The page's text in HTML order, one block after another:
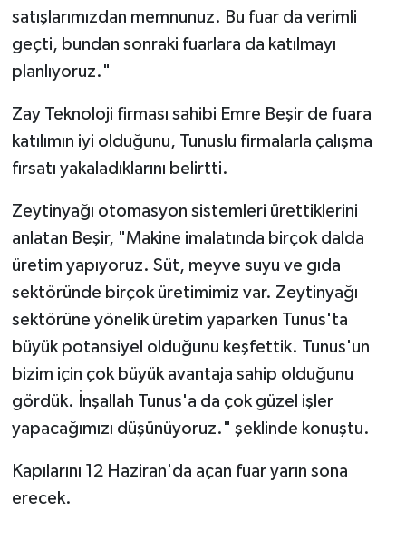
satışlarımızdan memnunuz. Bu fuar da verimli
geçti, bundan sonraki fuarlara da katılmayı
planlıyoruz."
Zay Teknoloji firması sahibi Emre Beşir de fuara
katılımın iyi olduğunu, Tunuslu firmalarla çalışma
fırsatı yakaladıklarını belirtti.
Zeytinyağı otomasyon sistemleri ürettiklerini
anlatan Beşir, "Makine imalatında birçok dalda
üretim yapıyoruz. Süt, meyve suyu ve gıda
sektöründe birçok üretimimiz var. Zeytinyağı
sektörüne yönelik üretim yaparken Tunus'ta
büyük potansiyel olduğunu keşfettik. Tunus'un
bizim için çok büyük avantaja sahip olduğunu
gördük. İnşallah Tunus'a da çok güzel işler
yapacağımızı düşünüyoruz." şeklinde konuştu.
Kapılarını 12 Haziran'da açan fuar yarın sona
erecek.